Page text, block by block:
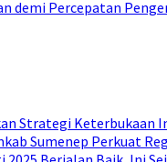
demi Percepatan
Strategi Keterbukaan
Sumenep Perkuat